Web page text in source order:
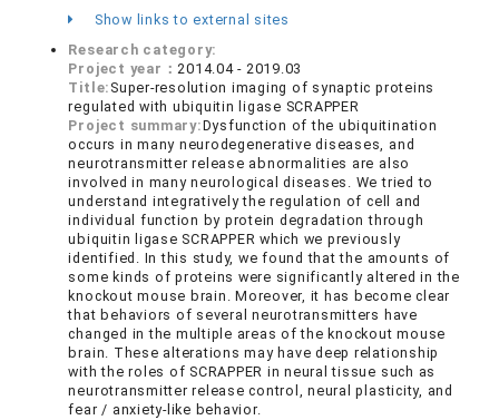
Show links to external sites
Research category:
Project year：2014.04 - 2019.03
Title: Super-resolution imaging of synaptic proteins
regulated with ubiquitin ligase SCRAPPER
Project summary:Dysfunction of the ubiquitination
occurs in many neurodegenerative diseases, and
neurotransmitter release abnormalities are also
involved in many neurological diseases. We tried to
understand integratively the regulation of cell and
individual function by protein degradation through
ubiquitin ligase SCRAPPER which we previously
identified. In this study, we found that the amounts of
some kinds of proteins were significantly altered in the
knockout mouse brain. Moreover, it has become clear
that behaviors of several neurotransmitters have
changed in the multiple areas of the knockout mouse
brain. These alterations may have deep relationship
with the roles of SCRAPPER in neural tissue such as
neurotransmitter release control, neural plasticity, and
fear / anxiety-like behavior.